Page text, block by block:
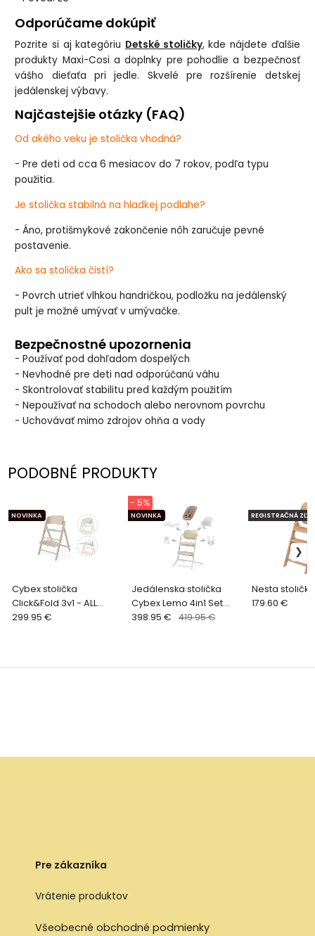
Odporúčame dokúpiť
Pozrite si aj kategóriu Detské stoličky, kde nájdete ďalšie
produkty Maxi-Cosi a doplnky pre pohodlie a bezpečnosť
vášho dieťaťa pri jedle. Skvelé pre rozšírenie detskej
jedálenskej výbavy.
Najčastejšie otázky (FAQ)
Od akého veku je stolička vhodná?
- Pre deti od cca 6 mesiacov do 7 rokov, podľa typu
použitia.
Je stolička stabilná na hladkej podlahe?
- Áno, protišmykové zakončenie nôh zaručuje pevné
postavenie.
Ako sa stolička čistí?
- Povrch utrieť vlhkou handričkou, podložku na jedálenský
pult je možné umývať v umývačke.
Bezpečnostné upozornenia
- Používať pod dohľadom dospelých
- Nevhodné pre deti nad odporúčanú váhu
- Skontrolovať stabilitu pred každým použitím
- Nepoužívať na schodoch alebo nerovnom povrchu
- Uchovávať mimo zdrojov ohňa a vody
PODOBNÉ PRODUKTY
Cybex stolička
Click&Fold 3v1 - ALL
NATURAL | light natural
NOVINKA
299.95 €
Jedálenska stolička
Cybex Lemo 4in1 Set
Sand White
NOVINKA
- 5%
398.95 € 419.95 €
Nesta
REGISTRAČNÁ
179.60 €
Pre zákazníka
Vrátenie produktov
Všeobecné obchodné podmienky